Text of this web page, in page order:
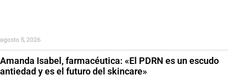
Amanda Isabel, farmacéutica: «El PDRN es un escudo
antiedad y es el futuro del skincare»
agosto 5, 2026